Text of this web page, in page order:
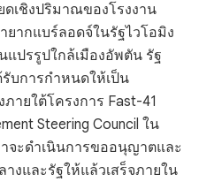
ดเชิงปริมาณของโรงงาน
ยากแบร์ลอดจ์ในรัฐไวโอมิง
ปรรูปใกล้เมืองอัพตัน รัฐ
บการกำหนดให้เป็น
ายใต้โครงการ Fast-41
Steering Council ใน
จะดำเนินการขออนุญาตและ
งและรัฐให้แล้วเสร็จภายใน